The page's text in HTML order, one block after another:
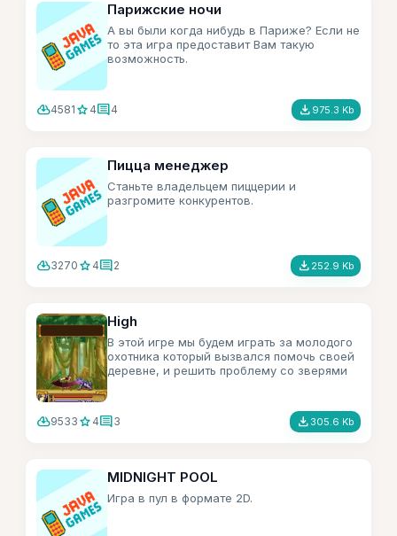
Парижские ночи
А вы были когда нибудь в Париже? Если не
то эта игра предоставит Вам такую
возможность.
cloud_download4581 star 4comment4 file_download 975.3 Kb
Пицца менеджер
Станьте владельцем пиццерии и
разгромите конкурентов.
cloud_download3270 star 4comment2 file_download 252.9 Kb
High
В этой игре мы будем играть за молодого
охотника который вызвался помочь своей
деревне, и решить проблему со зверями
cloud_download9533 star 4comment3 file_download 305.6 Kb
MIDNIGHT POOL
Игра в пул в формате 2D.